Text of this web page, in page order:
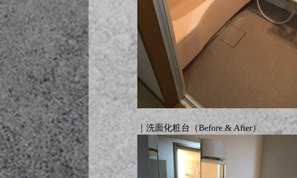
｜洗面化粧台（Before & After）